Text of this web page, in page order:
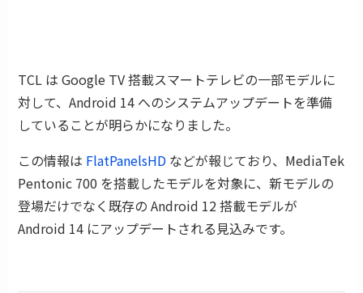
TCL は Google TV 搭載スマートテレビの一部モデルに
対して、Android 14 へのシステムアップデートを準備
していることが明らかになりました。
この情報は FlatPanelsHD などが報じており、MediaTek
Pentonic 700 を搭載したモデルを対象に、新モデルの
登場だけでなく既存の Android 12 搭載モデルが
Android 14 にアップデートされる見込みです。